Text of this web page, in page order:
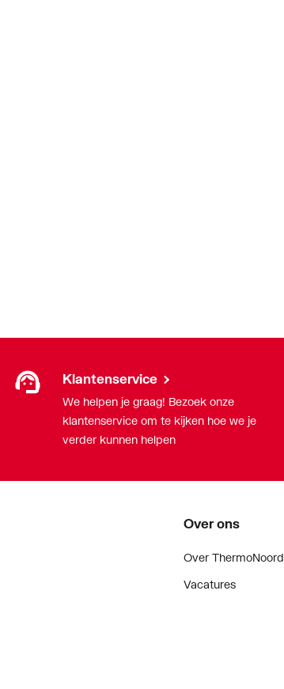
Klantenservice
We helpen je graag! Bezoek onze
klantenservice om te kijken hoe we je
verder kunnen helpen
Over ons
Over ThermoNoord
Vacatures